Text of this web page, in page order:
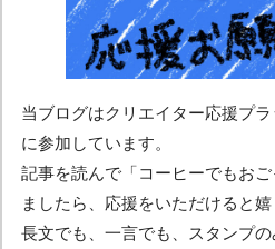
当ブログはクリエイター応援プ
に参加しています。
記事を読んで「コーヒーでもお
ましたら、応援をいただけると嬉
長文でも、一言でも、スタンプ